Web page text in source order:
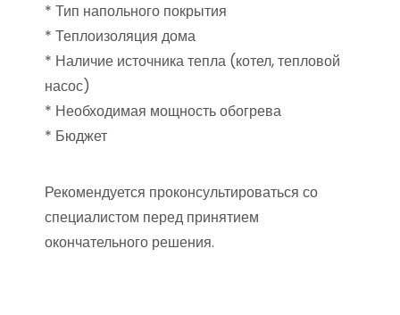
* Тип напольного покрытия
* Теплоизоляция дома
* Наличие источника тепла (котел, тепловой
насос)
* Необходимая мощность обогрева
* Бюджет
Рекомендуется проконсультироваться со
специалистом перед принятием
окончательного решения.